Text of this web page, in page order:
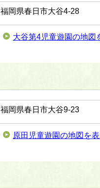
福岡県春日市大谷4-28
大谷第4児童遊園の地図
福岡県春日市大谷9-23
原田児童遊園の地図を